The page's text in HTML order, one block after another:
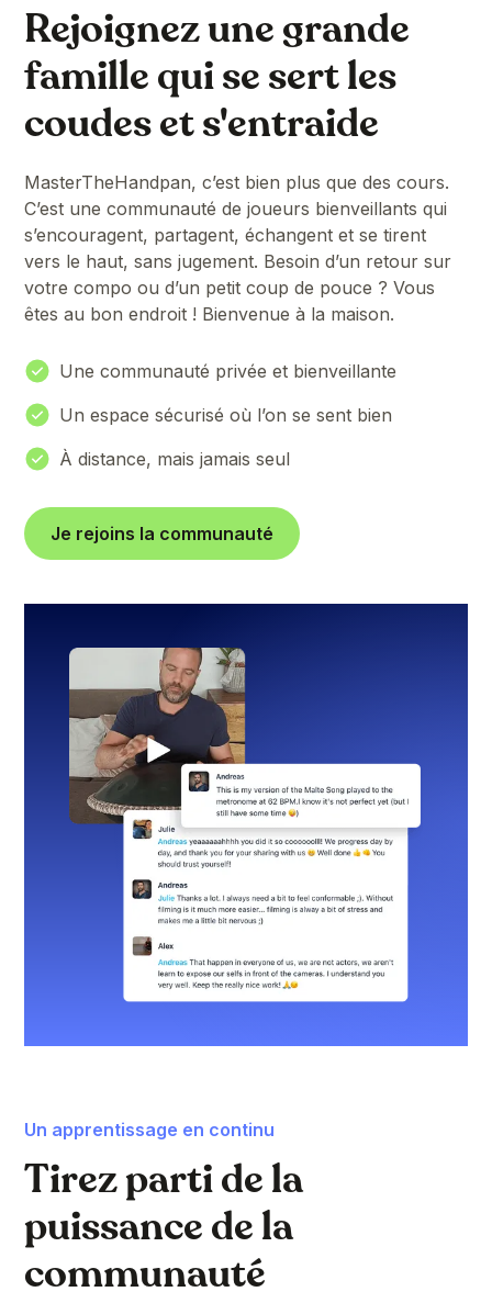
Rejoignez une grande
famille qui se sert les
coudes et s'entraide
MasterTheHandpan, c’est bien plus que des cours.
C’est une communauté de joueurs bienveillants qui
s’encouragent, partagent, échangent et se tirent
vers le haut, sans jugement. Besoin d’un retour sur
votre compo ou d’un petit coup de pouce ? Vous
êtes au bon endroit ! Bienvenue à la maison.
Une communauté privée et bienveillante
Un espace sécurisé où l’on se sent bien
À distance, mais jamais seul
Je rejoins la communauté
Un apprentissage en continu
Tirez parti de la
puissance de la
communauté